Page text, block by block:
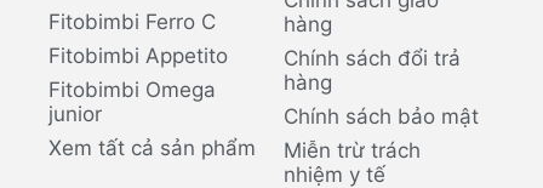
Fitobimbi Ferro C
Fitobimbi Appetito
Fitobimbi Omega
junior
Xem tất cả sản phẩm
hàng
Chính sách đổi trả
hàng
Chính sách bảo mật
Miễn trừ trách
nhiệm y tế